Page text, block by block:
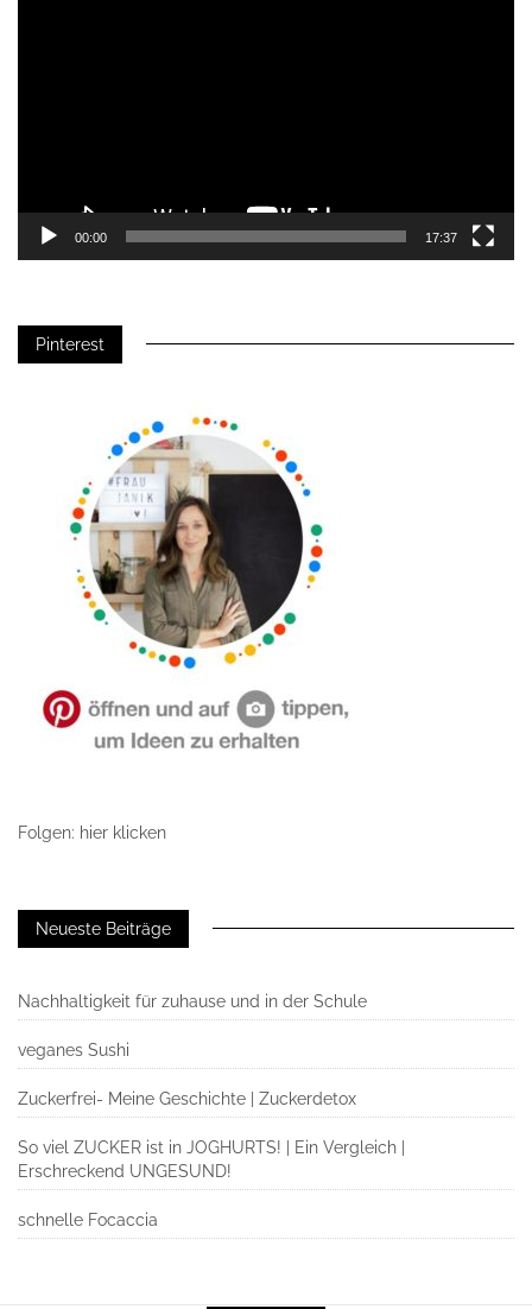
00:00 17:37
Pinterest
Folgen: hier klicken
Neueste Beiträge
Nachhaltigkeit für zuhause und in der Schule
veganes Sushi
Zuckerfrei- Meine Geschichte | Zuckerdetox
So viel ZUCKER ist in JOGHURTS! | Ein Vergleich |
Erschreckend UNGESUND!
schnelle Focaccia